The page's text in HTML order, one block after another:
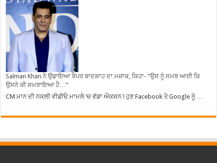
Salman Khan ਨੇ ਉਡਾਇਆ ਰੈਪਰ ਬਾਦਸ਼ਾਹ ਦਾ ਮਜ਼ਾਕ, ਕਿਹਾ- ”ਉਸ ਨੂੰ ਸਮਝ ਆਈ ਕਿ
ਉਸਨੇ ਕੀ ਸਮਝਾਇਆ ਹੈ…”
CM ਮਾਨ ਦੀ ਨਕਲੀ ਵੀਡੀਓ ਮਾਮਲੇ ‘ਚ ਵੱਡਾ ਐਕਸ਼ਨ ! ਹੁਣ Facebook ਤੇ Google ਨੂੰ …